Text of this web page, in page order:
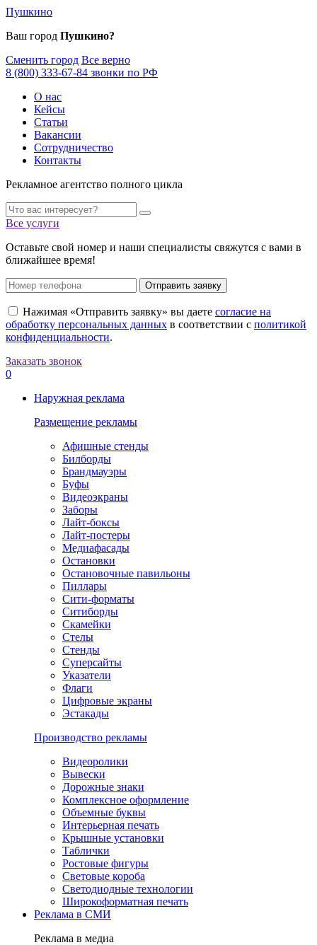
Пушкино
Ваш город Пушкино?
Сменить город Все верно
8 (800) 333-67-84 звонки по РФ
О нас
Кейсы
Статьи
Вакансии
Сотрудничество
Контакты
Рекламное агентство полного цикла
Все услуги
Оставьте свой номер и наши специалисты свяжутся с вами в
ближайшее время!
Отправить заявку
Нажимая «Отправить заявку» вы даете согласие на
обработку персональных данных в соответствии с политикой
конфиденциальности.
Заказать звонок
0
Наружная реклама
Размещение рекламы
Афишные стенды
Билборды
Брандмауэры
Буфы
Видеоэкраны
Заборы
Лайт-боксы
Лайт-постеры
Медиафасады
Остановки
Остановочные павильоны
Пиллары
Сити-форматы
Ситиборды
Скамейки
Стелы
Стенды
Суперсайты
Указатели
Флаги
Цифровые экраны
Эстакады
Производство рекламы
Видеоролики
Вывески
Дорожные знаки
Комплексное оформление
Объемные буквы
Интерьерная печать
Крышные установки
Таблички
Ростовые фигуры
Световые короба
Светодиодные технологии
Широкоформатная печать
Реклама в СМИ
Реклама в медиа